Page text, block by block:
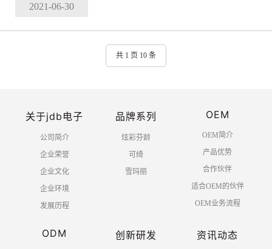
2021-06-30
共 1 页 10 条
关于jdb电子
公司简介
企业荣誉
企业文化
企业环境
发展历程
品牌系列
炫彩芬龄
可绮
雪玛丽
OEM
OEM简介
产品优势
合作伙伴
适合OEM的伙伴
OEM业务流程
ODM 创新研发 资讯动态